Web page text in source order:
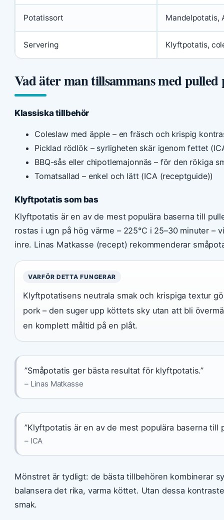
Potatissort Mandelpotatis,
Servering Klyftpotatis,
Vad äter man tillsammans med pulled
Klassiska tillbehör
Coleslaw med äpple – en fräsch och krispig
Picklad rödlök – syrligheten skär igenom fettet
BBQ-sås eller chipotlemajonnäs – för den rökiga
Tomatsallad – enkel och lätt (ICA (receptguide))
Klyftpotatis som bas
Klyftpotatis är en av de mest populära baserna till
rostas i ugn på hög värme – 225°C i 25–30 minuter
inre. Linas Matkasse (recept) rekommenderar
VARFÖR DETTA FUNGERAR
Klyftpotatisens neutrala smak och krispiga textur
pork – den suger upp köttets sky utan att bli
en komplett måltid på en plåt.
”Småpotatis ger bästa resultat för klyftpotatis.”
– Linas Matkasse
”Klyftpotatis är en av de mest populära baserna till
– ICA
Mönstret är tydligt: de bästa tillbehören kombinerar
balansera det rika, varma köttet. Utan dessa
smak.